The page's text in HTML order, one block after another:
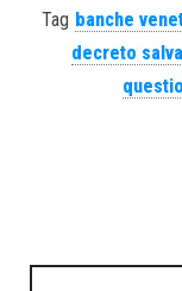
Tag banche
decreto